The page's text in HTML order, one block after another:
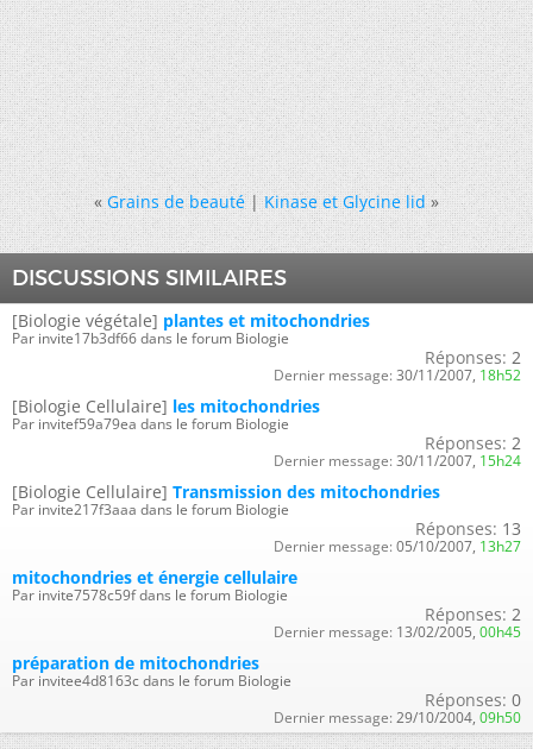
« Grains de beauté|Kinase et Glycine lid »
DISCUSSIONS SIMILAIRES
[Biologie végétale] plantes et mitochondries
Par invite17b3df66 dans le forum Biologie
Réponses: 2
Dernier message: 30/11/2007, 18h52
[Biologie Cellulaire] les mitochondries
Par invitef59a79ea dans le forum Biologie
Réponses: 2
Dernier message: 30/11/2007, 15h24
[Biologie Cellulaire] Transmission des mitochondries
Par invite217f3aaa dans le forum Biologie
Réponses: 13
Dernier message: 05/10/2007, 13h27
mitochondries et énergie cellulaire
Par invite7578c59f dans le forum Biologie
Réponses: 2
Dernier message: 13/02/2005, 00h45
préparation de mitochondries
Par invitee4d8163c dans le forum Biologie
Réponses: 0
Dernier message: 29/10/2004, 09h50